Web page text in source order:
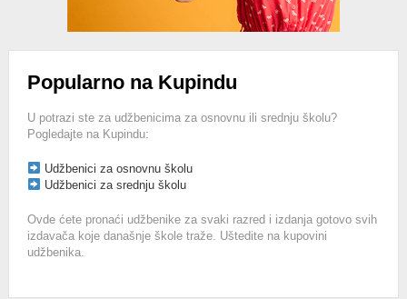
Popularno na Kupindu
U potrazi ste za udžbenicima za osnovnu ili srednju školu?
Pogledajte na Kupindu:
Udžbenici za osnovnu školu
Udžbenici za srednju školu
Ovde ćete pronaći udžbenike za svaki razred i izdanja gotovo svih
izdavača koje današnje škole traže. Uštedite na kupovini
udžbenika.